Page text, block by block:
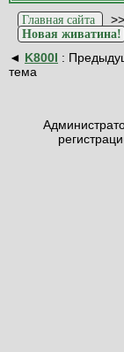
Главная сайта
Новая живатина!
◄ K800I :
тема